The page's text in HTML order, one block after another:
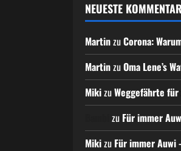
NEUESTE
MartinzuCorona:
MartinzuOma Lene’s
MikizuWeggefährte
zu Für immer
Mikizu Für immer Auwi